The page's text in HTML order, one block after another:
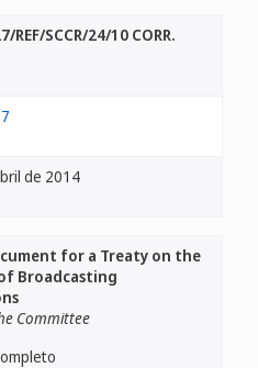
REF/SCCR/24/10 CORR.
de 2014
for a Treaty on the
Broadcasting
Committee